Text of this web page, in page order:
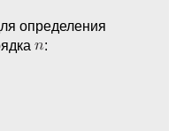
определения
: